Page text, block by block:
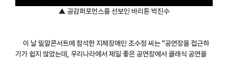
▲ 공감퍼포먼스를 선보인 바리톤 박진수
이 날 밀알콘서트에 참석한 지체장애인 조수정 씨는 “공연장을 접근하
기가 쉽지 않았는데, 우리나라에서 제일 좋은 공연장에서 클래식 공연을